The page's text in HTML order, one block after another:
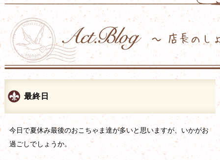
最終日
今日で夏休み最後のおこちゃま達が多いと思いますが、いかがお
過ごしでしょうか。